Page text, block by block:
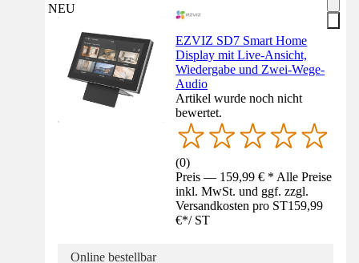
NEU
EZVIZ SD7 Smart Home
Display mit Live-Ansicht,
Wiedergabe und Zwei-Wege-
Audio
Artikel wurde noch nicht
bewertet.
(0)
Preis — 159,99 € * Alle Preise
inkl. MwSt. und ggf. zzgl.
Versandkosten pro ST159,99
€*/ ST
Online bestellbar